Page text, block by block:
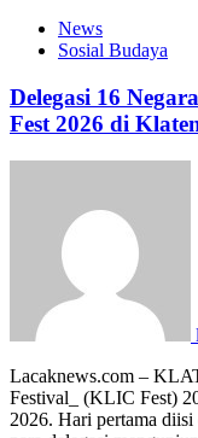
News
Sosial Budaya
Delegasi 16
Fest 2026 di
Lacaknews.com –
Festival_ (KLIC Fest)
2026. Hari pertama